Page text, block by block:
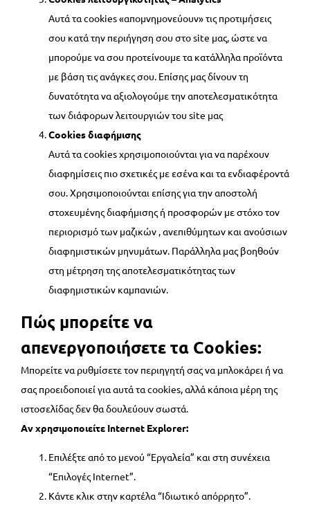
Αυτά τα cookies «απομνημονεύουν» τις προτιμήσεις
σου κατά την περιήγηση σου στο site μας, ώστε να
μπορούμε να σου προτείνουμε τα κατάλληλα προϊόντα
με βάση τις ανάγκες σου. Επίσης μας δίνουν τη
δυνατότητα να αξιολογούμε την αποτελεσματικότητα
των διάφορων λειτουργιών του site μας
Cookies διαφήμισης
Αυτά τα cookies χρησιμοποιούνται για να παρέχουν
διαφημίσεις πιο σχετικές με εσένα και τα ενδιαφέροντά
σου. Χρησιμοποιούνται επίσης για την αποστολή
στοχευμένης διαφήμισης ή προσφορών με στόχο τον
περιορισμό των μαζικών , ανεπιθύμητων και ανούσιων
διαφημιστικών μηνυμάτων. Παράλληλα μας βοηθούν
στη μέτρηση της αποτελεσματικότητας των
διαφημιστικών καμπανιών.
Πώς μπορείτε να
απενεργοποιήσετε τα Cookies:
Μπορείτε να ρυθμίσετε τον περιηγητή σας να μπλοκάρει ή να
σας προειδοποιεί για αυτά τα cookies, αλλά κάποια μέρη της
ιστοσελίδας δεν θα δουλεύουν σωστά.
Αν χρησιμοποιείτε Internet Explorer:
Επιλέξτε από το μενού “Εργαλεία” και στη συνέχεια
“Επιλογές Internet”.
Κάντε κλικ στην καρτέλα “Ιδιωτικό απόρρητο”.